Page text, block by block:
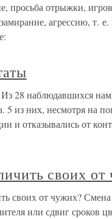
просьба отрыжки,
агрессию, т.
Из 28 наблюдавшихся
5 из них, несмотря на
и отказывались от
своих
своих от чужих?
или сдвиг сроков